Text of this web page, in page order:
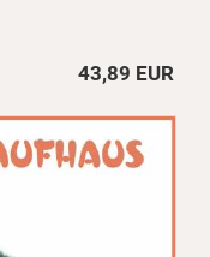
43,89 EUR